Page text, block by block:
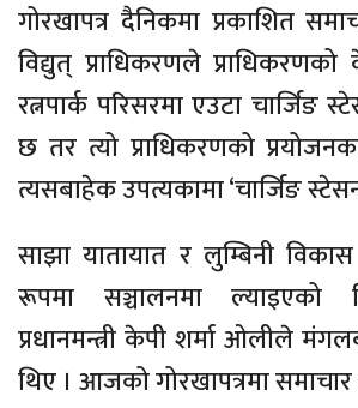
गोरखापत्र दैनिकमा प्रकाशित
विद्युत् प्राधिकरणले प्राधिकरणको
रत्नपार्क परिसरमा एउटा चार्जिङ
छ तर त्यो प्राधिकरणको
त्यसबाहेक उपत्यकामा ‘चार्जिङ
साझा यातायात र लुम्बिनी
रूपमा सञ्चालनमा ल्याइएको
प्रधानमन्त्री केपी शर्मा ओलीले
थिए । आजको गोरखापत्रमा